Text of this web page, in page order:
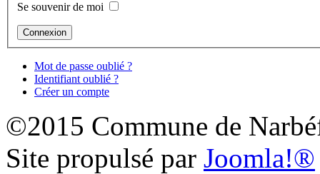
Se souvenir de moi
Mot de passe oublié ?
Identifiant oublié ?
Créer un compte
©2015 Commune de
Site propulsé par Joomla!®